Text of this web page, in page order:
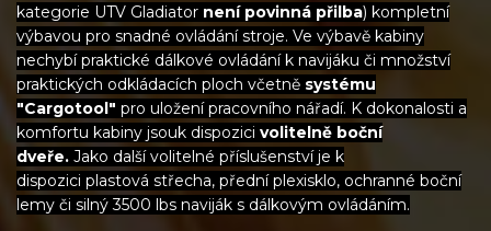
kategorie UTV Gladiator není povinná přilba) kompletní
výbavou pro snadné ovládání stroje. Ve výbavě kabiny
nechybí praktické dálkové ovládání k navijáku či množství
praktických odkládacích ploch včetně systému
"Cargotool" pro uložení pracovního nářadí. K dokonalosti a
komfortu kabiny jsouk dispozici volitelně boční
dveře. Jako další volitelné příslušenství je k
dispozici plastová střecha, přední plexisklo, ochranné boční
lemy či silný 3500 lbs naviják s dálkovým ovládáním.